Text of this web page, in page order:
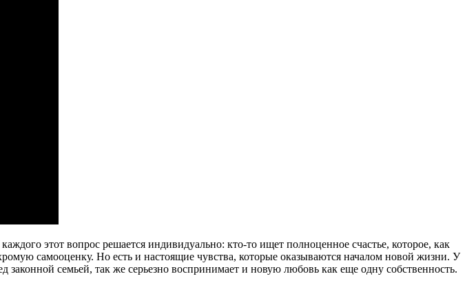
этот вопрос решается индивидуально: кто-то ищет полноценное счастье, которое, как
самооценку. Но есть и настоящие чувства, которые оказываются началом новой жизни. У
семьей, так же серьезно воспринимает и новую любовь как еще одну собственность.